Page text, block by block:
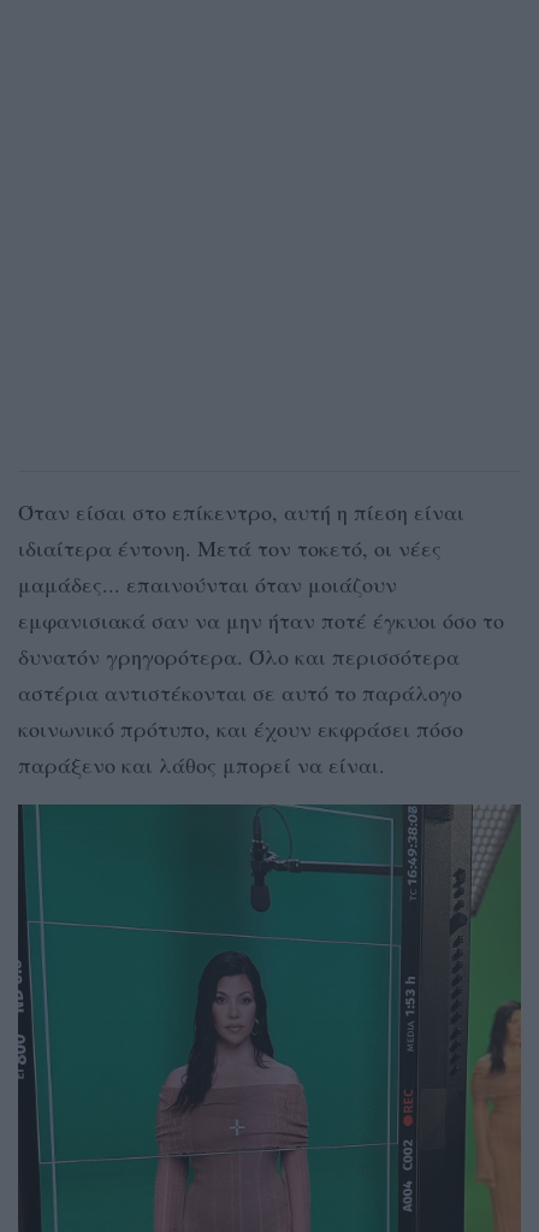
Όταν είσαι στο επίκεντρο, αυτή η πίεση είναι
ιδιαίτερα έντονη. Μετά τον τοκετό, οι νέες
μαμάδες... επαινούνται όταν μοιάζουν
εμφανισιακά σαν να μην ήταν ποτέ έγκυοι όσο το
δυνατόν γρηγορότερα. Όλο και περισσότερα
αστέρια αντιστέκονται σε αυτό το παράλογο
κοινωνικό πρότυπο, και έχουν εκφράσει πόσο
παράξενο και λάθος μπορεί να είναι.